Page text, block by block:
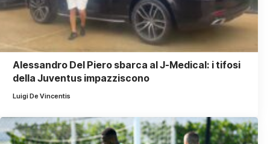
Alessandro Del Piero sbarca al J-Medical: i tifosi
della Juventus impazziscono
Luigi De Vincentis